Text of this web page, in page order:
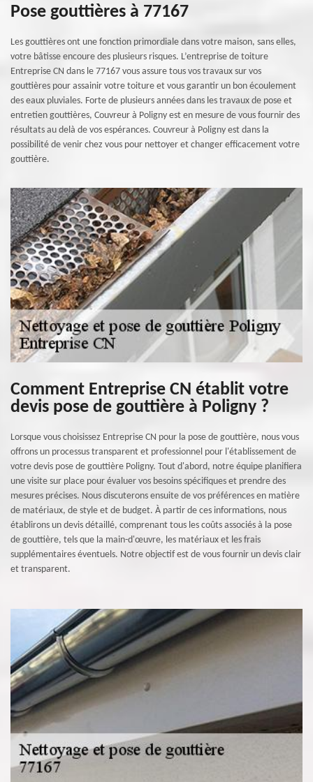
Pose gouttières à 77167
Les gouttières ont une fonction primordiale dans votre maison, sans elles,
votre bâtisse encoure des plusieurs risques. L’entreprise de toiture
Entreprise CN dans le 77167 vous assure tous vos travaux sur vos
gouttières pour assainir votre toiture et vous garantir un bon écoulement
des eaux pluviales. Forte de plusieurs années dans les travaux de pose et
entretien gouttières, Couvreur à Poligny est en mesure de vous fournir des
résultats au delà de vos espérances. Couvreur à Poligny est dans la
possibilité de venir chez vous pour nettoyer et changer efficacement votre
gouttière.
Comment Entreprise CN établit votre
devis pose de gouttière à Poligny ?
Lorsque vous choisissez Entreprise CN pour la pose de gouttière, nous vous
offrons un processus transparent et professionnel pour l'établissement de
votre devis pose de gouttière Poligny. Tout d'abord, notre équipe planifiera
une visite sur place pour évaluer vos besoins spécifiques et prendre des
mesures précises. Nous discuterons ensuite de vos préférences en matière
de matériaux, de style et de budget. À partir de ces informations, nous
établirons un devis détaillé, comprenant tous les coûts associés à la pose
de gouttière, tels que la main-d'œuvre, les matériaux et les frais
supplémentaires éventuels. Notre objectif est de vous fournir un devis clair
et transparent.